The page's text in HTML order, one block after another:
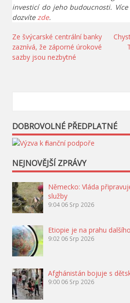
investicí do jeho budoucnosti.
dozvítezde.
Navigace
pro
Ze švýcarské centrální banky
zaznívá, že záporné úrokové
sazby jsou nezbytné
DOBROVOLNÉ PŘEDPLATNÉ
NEJNOVĚJŠÍ ZPRÁVY
Německo: Vláda
služby
9:04 06 Srp 2026
Etiopie je na prahu
9:02 06 Srp 2026
Afghánistán bojuje s
9:00 06 Srp 2026